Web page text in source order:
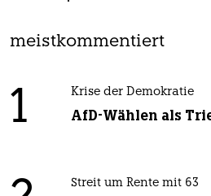
meistkommentiert
1 Krise der Demokratie
AfD-Wählen als
Streit um Rente mit 63